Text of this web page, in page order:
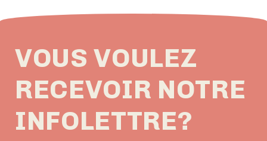
VOUS VOULEZ
RECEVOIR NOTRE
INFOLETTRE?